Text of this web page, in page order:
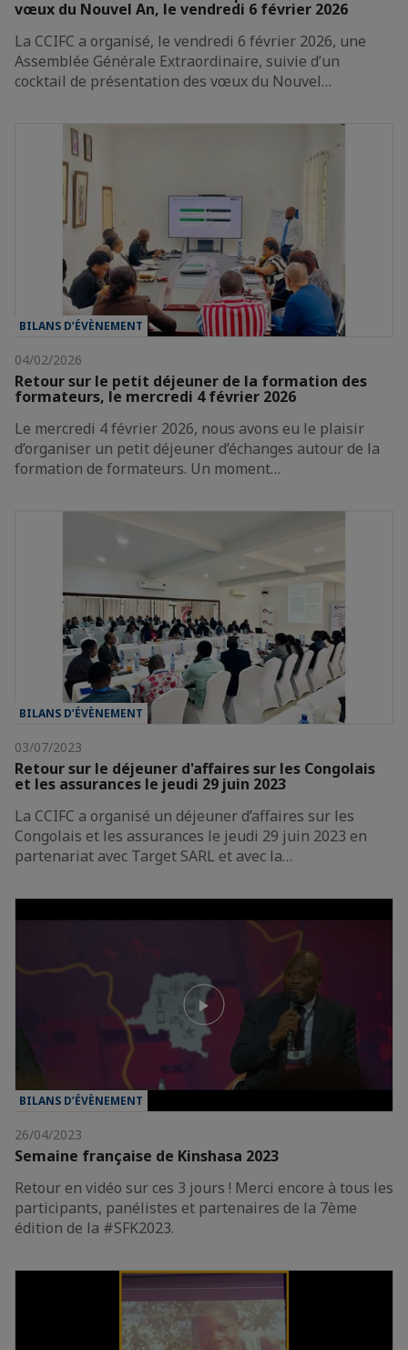
vœux du Nouvel An, le vendredi 6 février 2026
La CCIFC a organisé, le vendredi 6 février 2026, une
Assemblée Générale Extraordinaire, suivie d’un
cocktail de présentation des vœux du Nouvel…
BILANS D’ÉVÈNEMENT
04/02/2026
Retour sur le petit déjeuner de la formation des
formateurs, le mercredi 4 février 2026
Le mercredi 4 février 2026, nous avons eu le plaisir
d’organiser un petit déjeuner d’échanges autour de la
formation de formateurs. Un moment…
BILANS D’ÉVÈNEMENT
03/07/2023
Retour sur le déjeuner d'affaires sur les Congolais
et les assurances le jeudi 29 juin 2023
La CCIFC a organisé un déjeuner d’affaires sur les
Congolais et les assurances le jeudi 29 juin 2023 en
partenariat avec Target SARL et avec la…
BILANS D’ÉVÈNEMENT
26/04/2023
Semaine française de Kinshasa 2023
Retour en vidéo sur ces 3 jours ! Merci encore à tous les
participants, panélistes et partenaires de la 7ème
édition de la #SFK2023.